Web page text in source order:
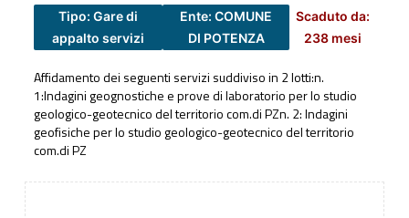
Tipo: Gare di
appalto servizi
Ente: COMUNE
DI POTENZA
Scaduto da:
238 mesi
Affidamento dei seguenti servizi suddiviso in 2 lotti:n.
1:Indagini geognostiche e prove di laboratorio per lo studio
geologico-geotecnico del territorio com.di PZn. 2: Indagini
geofisiche per lo studio geologico-geotecnico del territorio
com.di PZ